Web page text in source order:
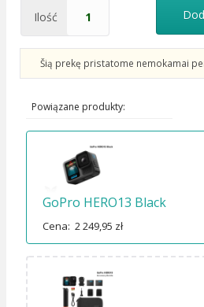
Ilość
Šią prekę pristatome nemokamai
Powiązane produkty:
GoPro HERO13 Black
Cena: 2 249,95 zł